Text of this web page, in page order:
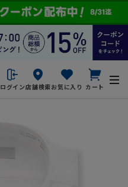
ログイン店舗検索お気に入り カート